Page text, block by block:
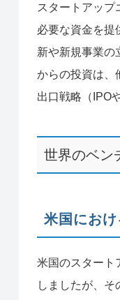
スタートアッ
必要な資金を提
新や新規事業の
からの投資は、
出口戦略（IPO
世界のベン
米国にお
米国のスタート
しましたが、